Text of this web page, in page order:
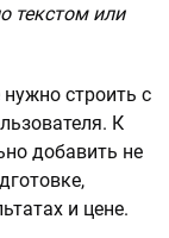
текстом или
строить с
К
добавить не
и цене.